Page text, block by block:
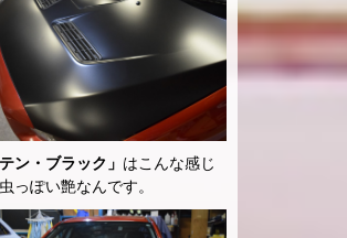
テン・ブラック」 はこんな感じ
っぽい艶なんです。